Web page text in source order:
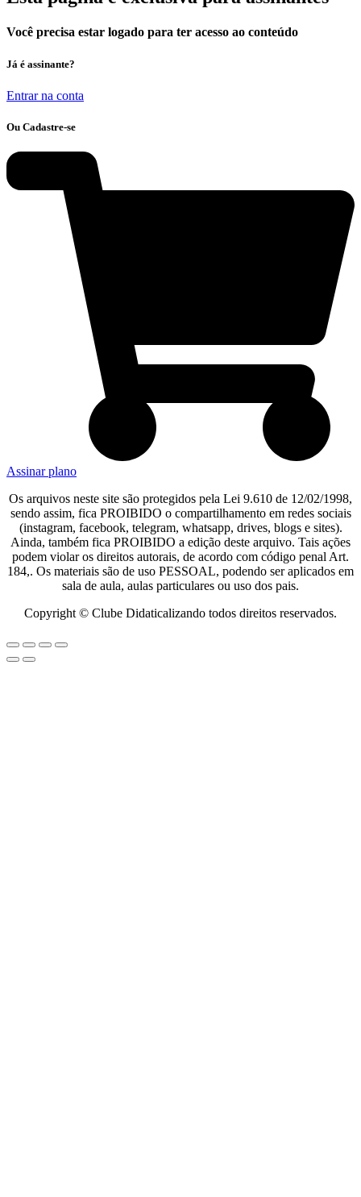
Você precisa estar logado para ter acesso ao conteúdo
Já é assinante?
Entrar na conta
Ou Cadastre-se
Assinar plano
Os arquivos neste site são protegidos pela Lei 9.610 de 12/02/1998,
sendo assim, fica PROIBIDO o compartilhamento em redes sociais
(instagram, facebook, telegram, whatsapp, drives, blogs e sites).
Ainda, também fica PROIBIDO a edição deste arquivo. Tais ações
podem violar os direitos autorais, de acordo com código penal Art.
184,. Os materiais são de uso PESSOAL, podendo ser aplicados em
sala de aula, aulas particulares ou uso dos pais.​
Copyright © Clube Didaticalizando todos direitos reservados.